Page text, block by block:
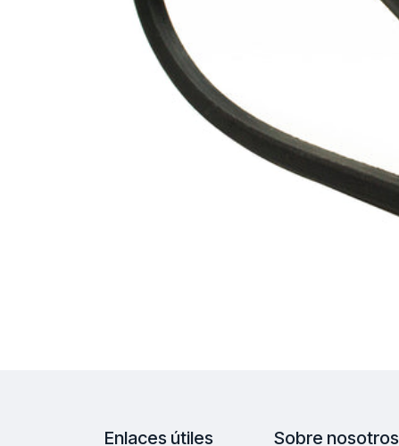
Enlaces útiles Sobre nosotros